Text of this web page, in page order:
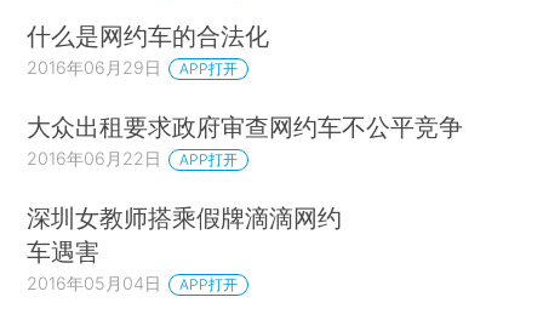
什么是网约车的合法化
2016年06月29日 APP打开
大众出租要求政府审查网约车不公平竞争
2016年06月22日 APP打开
深圳女教师搭乘假牌滴滴网约
车遇害
2016年05月04日 APP打开